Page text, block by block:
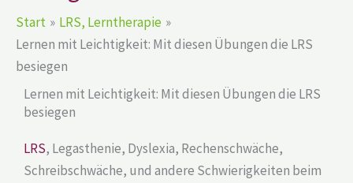
Start
LRS, Lerntherapie
Lernen mit Leichtigkeit: Mit diesen Übungen die LRS
besiegen
Lernen mit Leichtigkeit: Mit diesen Übungen die LRS
besiegen
LRS, Legasthenie, Dyslexia, Rechenschwäche,
Schreibschwäche, und andere Schwierigkeiten beim